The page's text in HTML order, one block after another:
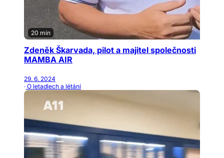
20 min
Zdeněk Škarvada, pilot a majitel společnosti
MAMBA AIR
29. 6. 2024
· O letadlech a létání